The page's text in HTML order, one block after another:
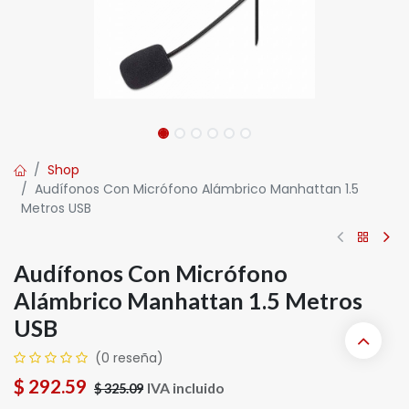
Shop
Audífonos Con Micrófono Alámbrico Manhattan 1.5
Metros USB
Audífonos Con Micrófono
Alámbrico Manhattan 1.5 Metros
USB
(0 reseña)
$ 292.59 $325.09 IVA incluido